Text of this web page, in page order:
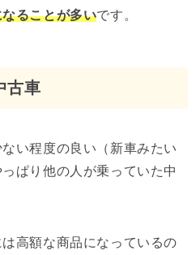
ることが多いです。
古車
い程度の良い（新車みたい
ぱり他の人が乗っていた中
高額な商品になっているの